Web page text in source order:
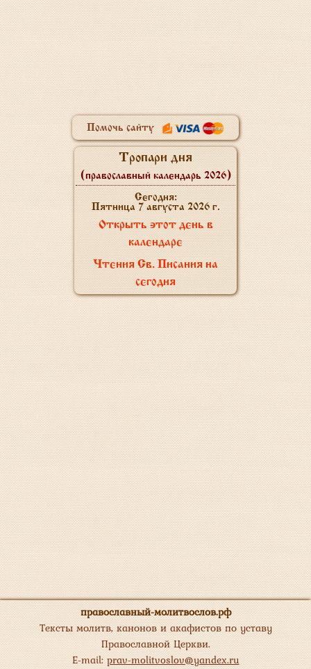
Помочь сайту
Тропари дня
(православный календарь 2026)
Сегодня:
Пятница 7 августа 2026 г.
Открыть этот день в
календаре
Чтения Св. Писания на
сегодня
православный-молитвослов.рф
Тексты молитв, канонов и акафистов по уставу
Православной Церкви.
E-mail:prav-molitvoslov@yandex.ru